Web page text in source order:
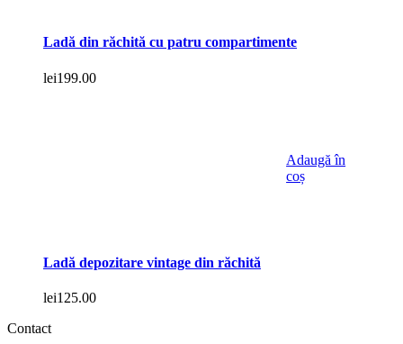
Ladă din răchită cu patru compartimente
lei199.00
Adaugă în
coș
Ladă depozitare vintage din răchită
lei125.00
Contact